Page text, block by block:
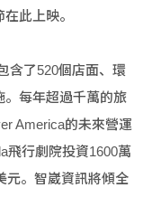
此上映。
含了520個店面、環
。每年超過千萬的旅
America的未來營運
飛行劇院投資1600萬
元。智崴資訊將傾全